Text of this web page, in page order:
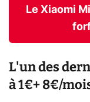
Le Xiaomi
L'un des
à 1€+ 8€/